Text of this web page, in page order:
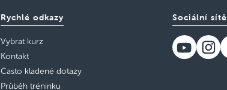
Rychlé odkazy
Vybrat kurz
Kontakt
Často kladené dotazy
Průběh tréninku
Sociální sítě